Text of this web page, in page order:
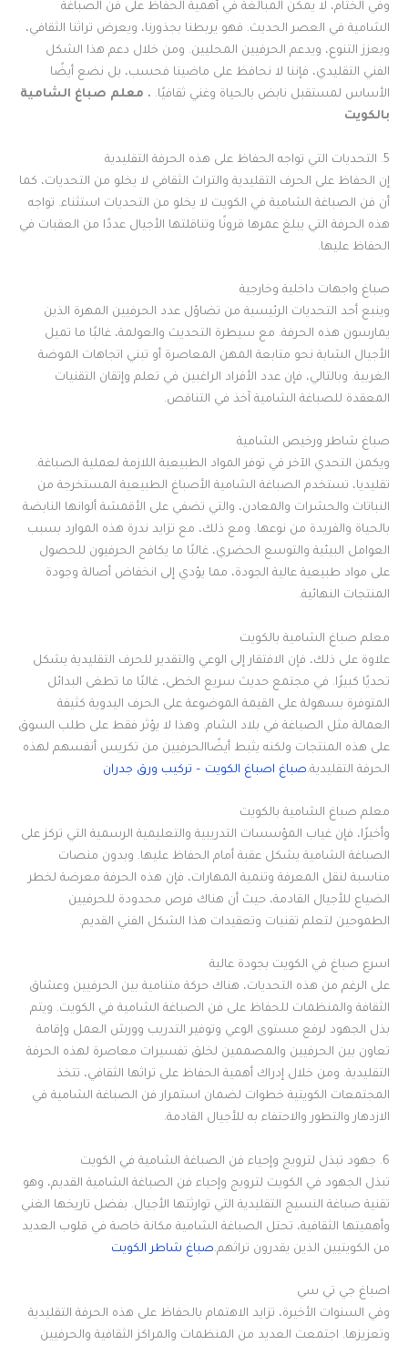
وفي الختام، لا يمكن المبالغة في أهمية الحفاظ على فن الصباغة
الشامية في العصر الحديث. فهو يربطنا بجذورنا، ويعرض تراثنا الثقافي،
ويعزز التنوع، ويدعم الحرفيين المحليين. ومن خلال دعم هذا الشكل
الفني التقليدي، فإننا لا نحافظ على ماضينا فحسب، بل نضع أيضًا
الأساس لمستقبل نابض بالحياة وغني ثقافيًا. . معلم صباغ الشامية
بالكويت
5. التحديات التي تواجه الحفاظ على هذه الحرفة التقليدية
إن الحفاظ على الحرف التقليدية والتراث الثقافي لا يخلو من التحديات، كما
أن فن الصباغة الشامية في الكويت لا يخلو من التحديات استثناء. تواجه
هذه الحرفة التي يبلغ عمرها قرونًا وتناقلتها الأجيال عددًا من العقبات في
الحفاظ عليها.
صباغ واجهات داخلية وخارجية
وينبع أحد التحديات الرئيسية من تضاؤل ​​عدد الحرفيين المهرة الذين
يمارسون هذه الحرفة. مع سيطرة التحديث والعولمة، غالبًا ما تميل
الأجيال الشابة نحو متابعة المهن المعاصرة أو تبني اتجاهات الموضة
الغربية. وبالتالي، فإن عدد الأفراد الراغبين في تعلم وإتقان التقنيات
المعقدة للصباغة الشامية آخذ في التناقص.
صباغ شاطر ورخيص الشامية
ويكمن التحدي الآخر في توفر المواد الطبيعية اللازمة لعملية الصباغة.
تقليديا، تستخدم الصباغة الشامية الأصباغ الطبيعية المستخرجة من
النباتات والحشرات والمعادن، والتي تضفي على الأقمشة ألوانها النابضة
بالحياة والفريدة من نوعها. ومع ذلك، مع تزايد ندرة هذه الموارد بسبب
العوامل البيئية والتوسع الحضري، غالبًا ما يكافح الحرفيون للحصول
على مواد طبيعية عالية الجودة، مما يؤدي إلى انخفاض أصالة وجودة
المنتجات النهائية.
معلم صباغ الشامية بالكويت
علاوة على ذلك، فإن الافتقار إلى الوعي والتقدير للحرف التقليدية يشكل
تحديًا كبيرًا. في مجتمع حديث سريع الخطى، غالبًا ما تطغى البدائل
المتوفرة بسهولة على القيمة الموضوعة على الحرف اليدوية كثيفة
العمالة مثل الصباغة في بلاد الشام. وهذا لا يؤثر فقط على طلب السوق
على هذه المنتجات ولكنه يثبط أيضًاالحرفيين من تكريس أنفسهم لهذه
الحرفة التقليدية.صباغ اصباغ الكويت – تركيب ورق جدران
معلم صباغ الشامية بالكويت
وأخيرًا، فإن غياب المؤسسات التدريبية والتعليمية الرسمية التي تركز على
الصباغة الشامية يشكل عقبة أمام الحفاظ عليها. وبدون منصات
مناسبة لنقل المعرفة وتنمية المهارات، فإن هذه الحرفة معرضة لخطر
الضياع للأجيال القادمة، حيث أن هناك فرص محدودة للحرفيين
الطموحين لتعلم تقنيات وتعقيدات هذا الشكل الفني القديم.
اسرع صباغ في الكويت بجودة عالية
على الرغم من هذه التحديات، هناك حركة متنامية بين الحرفيين وعشاق
الثقافة والمنظمات للحفاظ على فن الصباغة الشامية في الكويت. ويتم
بذل الجهود لرفع مستوى الوعي وتوفير التدريب وورش العمل وإقامة
تعاون بين الحرفيين والمصممين لخلق تفسيرات معاصرة لهذه الحرفة
التقليدية. ومن خلال إدراك أهمية الحفاظ على تراثها الثقافي، تتخذ
المجتمعات الكويتية خطوات لضمان استمرار فن الصباغة الشامية في
الازدهار والتطور والاحتفاء به للأجيال القادمة.
6. جهود تبذل لترويج وإحياء فن الصباغة الشامية في الكويت
تبذل الجهود في الكويت لترويج وإحياء فن الصباغة الشامية القديم، وهو
تقنية صباغة النسيج التقليدية التي توارثتها الأجيال. بفضل تاريخها الغني
وأهميتها الثقافية، تحتل الصباغة الشامية مكانة خاصة في قلوب العديد
من الكويتيين الذين يقدرون تراثهم.صباغ شاطر الكويت
اصباغ جي تي سي
وفي السنوات الأخيرة، تزايد الاهتمام بالحفاظ على هذه الحرفة التقليدية
وتعزيزها. اجتمعت العديد من المنظمات والمراكز الثقافية والحرفيين